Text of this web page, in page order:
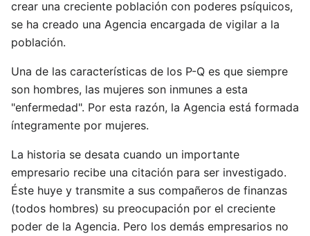
crear una creciente población con poderes psíquicos,
se ha creado una Agencia encargada de vigilar a la
población.
Una de las características de los P-Q es que siempre
son hombres, las mujeres son inmunes a esta
"enfermedad". Por esta razón, la Agencia está formada
íntegramente por mujeres.
La historia se desata cuando un importante
empresario recibe una citación para ser investigado.
Éste huye y transmite a sus compañeros de finanzas
(todos hombres) su preocupación por el creciente
poder de la Agencia. Pero los demás empresarios no